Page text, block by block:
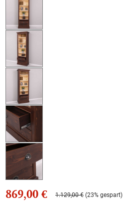
869,00 € 1.129,00 € (23% gespart)